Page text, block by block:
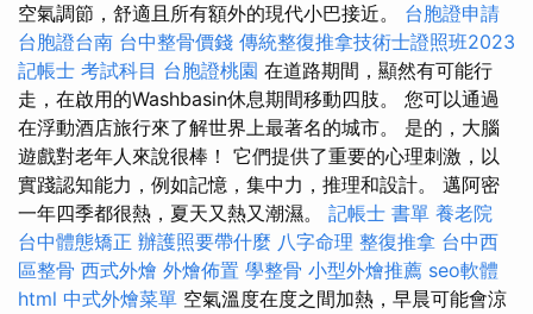
空氣調節，舒適且所有額外的現代小巴接近。 台胞證申請
台胞證台南 台中整骨價錢 傳統整復推拿技術士證照班2023
記帳士 考試科目 台胞證桃園 在道路期間，顯然有可能行
走，在啟用的Washbasin休息期間移動四肢。 您可以通過
在浮動酒店旅行來了解世界上最著名的城市。 是的，大腦
遊戲對老年人來說很棒！ 它們提供了重要的心理刺激，以
實踐認知能力，例如記憶，集中力，推理和設計。 邁阿密
一年四季都很熱，夏天又熱又潮濕。 記帳士 書單 養老院
台中體態矯正 辦護照要帶什麼 八字命理 整復推拿 台中西
區整骨 西式外燴 外燴佈置 學整骨 小型外燴推薦 seo軟體
html 中式外燴菜單 空氣溫度在度之間加熱，早晨可能會涼